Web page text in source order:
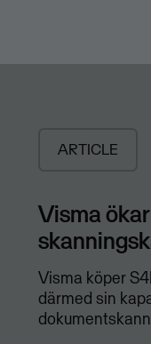
ARTICLE
Visma
Visma köper
därmed sin